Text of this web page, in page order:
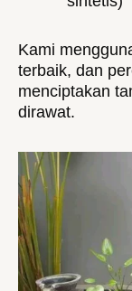
Kami
terbaik, dan
menciptakan
dirawat.